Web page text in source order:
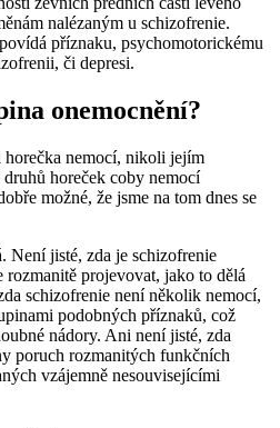
nalézaným u schizofrenie.
příznaku, psychomotorickému
či depresi.
onemocnění?
horečka nemocí, nikoli jejím
horeček coby nemocí
možné, že jsme na tom dnes se
Není jisté, zda je schizofrenie
rozmanitě projevovat, jako to dělá
schizofrenie není několik nemocí,
podobných příznaků, což
nádory. Ani není jisté, zda
poruch rozmanitých funkčních
vzájemně nesouvisejícími